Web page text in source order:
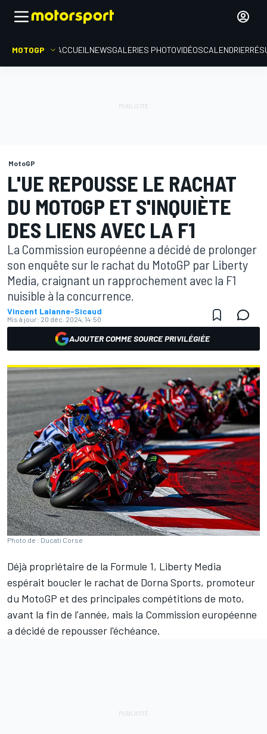
MOTOGP ACCUEIL NEWSGALERIES PHOTOVIDÉOSCALENDRIER
MotoGP
L'UE REPOUSSE LE RACHAT
DU MOTOGP ET S'INQUIÈTE
DES LIENS AVEC LA F1
La Commission européenne a décidé de prolonger
son enquête sur le rachat du MotoGP par Liberty
Media, craignant un rapprochement avec la F1
nuisible à la concurrence.
Vincent Lalanne-Sicaud
Mis à jour: 20 déc. 2024, 14:50
AJOUTER COMME SOURCE PRIVILÉGIÉE
Photo de : Ducati Corse
Déjà propriétaire de la Formule 1, Liberty Media
espérait boucler le rachat de Dorna Sports, promoteur
du MotoGP et des principales compétitions de moto,
avant la fin de l'année, mais la Commission européenne
a décidé de repousser l'échéance.